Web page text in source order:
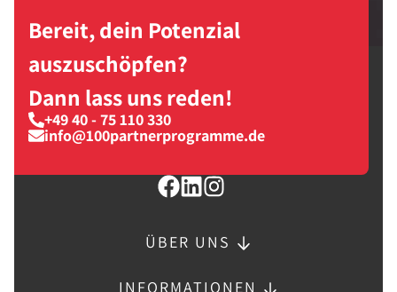
Bereit, dein Potenzial
auszuschöpfen?
Dann lass uns reden!
+49 40 - 75 110 330
info@100partnerprogramme.de
ÜBER UNS
INFORMATIONEN